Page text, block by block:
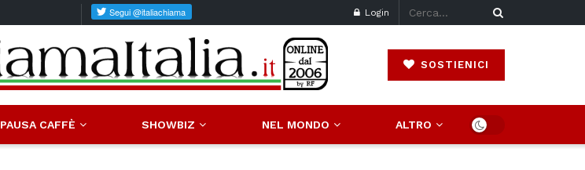
Login
SOSTIENICI
PAUSA CAFFÈ SHOWBIZ NEL MONDO ALTRO